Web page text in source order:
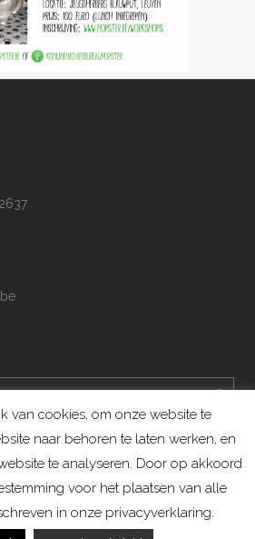
Hopster ©2019
van cookies, om onze website te
naar behoren te laten werken, en
te analyseren. Door op akkoord
voor het plaatsen van alle
in onze privacyverklaring.